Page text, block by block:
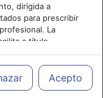
Cancelar
dirigida a
para prescribir
La
a título
de los
y decidir, en
a lasAcepto